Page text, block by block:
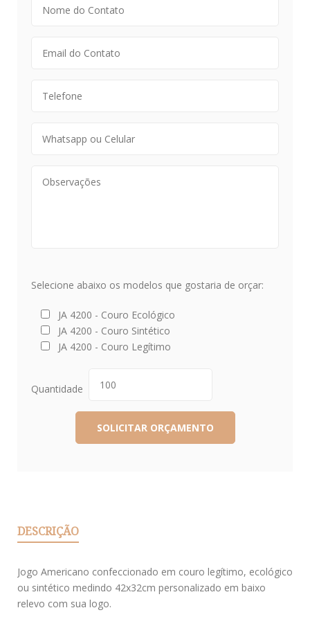
Selecione abaixo os modelos que gostaria de orçar:
JA 4200 - Couro Ecológico
JA 4200 - Couro Sintético
JA 4200 - Couro Legítimo
Quantidade
DESCRIÇÃO
Jogo Americano confeccionado em couro legítimo, ecológico
ou sintético medindo 42x32cm personalizado em baixo
relevo com sua logo.